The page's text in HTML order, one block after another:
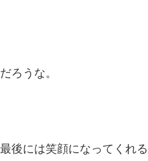
ろうな。
後には笑顔になってくれる